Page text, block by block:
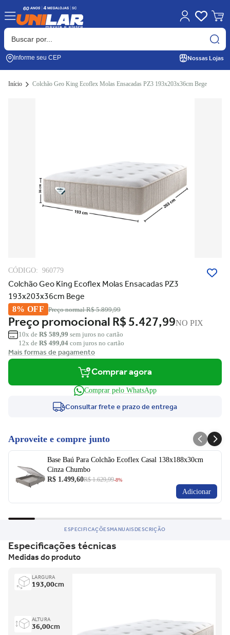
Informe seu CEP Nossas Lojas
Início Colchão Geo King Ecoflex Molas Ensacadas PZ3 193x203x36cm Bege
CÓDIGO: 960779
Colchão Geo King Ecoflex Molas Ensacadas PZ3
193x203x36cm Bege
8% OFF Preço normalR$ 5.899,99
Preço promocionalR$ 5.427,99NO PIX
10x de R$ 589,99 sem juros no cartão
12x de R$ 499,04 com juros no cartão
Mais formas de pagamento
Comprar agora
Comprar pelo WhatsApp
Consultar frete e prazo de entrega
Aproveite e compre junto
Base Baú Para Colchão Ecoflex Casal 138x188x30cm
Cinza Chumbo
R$ 1.499,60R$ 1.629,99-8%
Adicionar
ESPECIFICAÇÕESMANUAISDESCRIÇÃO
Especificações técnicas
Medidas do produto
LARGURA
193,00cm
ALTURA
36,00cm